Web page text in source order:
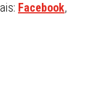
Facebook,